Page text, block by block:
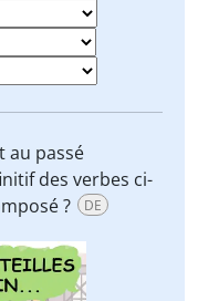
au passé
des verbes ci-
?
DE